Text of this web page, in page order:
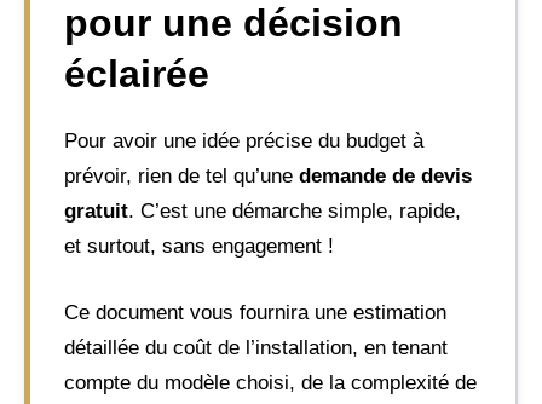
pour une décision
éclairée
Pour avoir une idée précise du budget à
prévoir, rien de tel qu’une demande de devis
gratuit. C’est une démarche simple, rapide,
et surtout, sans engagement !
Ce document vous fournira une estimation
détaillée du coût de l’installation, en tenant
compte du modèle choisi, de la complexité de